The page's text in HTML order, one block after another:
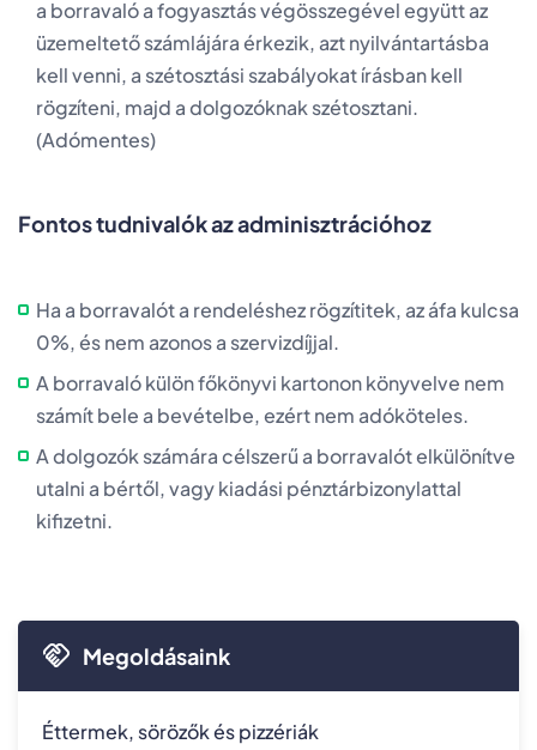
a borravaló a fogyasztás végösszegével együtt az
üzemeltető számlájára érkezik, azt nyilvántartásba
kell venni, a szétosztási szabályokat írásban kell
rögzíteni, majd a dolgozóknak szétosztani.
(Adómentes)
Fontos tudnivalók az adminisztrációhoz
Ha a borravalót a rendeléshez rögzítitek, az áfa kulcsa
0%, és nem azonos a szervizdíjjal.
A borravaló külön főkönyvi kartonon könyvelve nem
számít bele a bevételbe, ezért nem adóköteles.
A dolgozók számára célszerű a borravalót elkülönítve
utalni a bértől, vagy kiadási pénztárbizonylattal
kifizetni.
Megoldásaink
Éttermek, sörözők és pizzériák